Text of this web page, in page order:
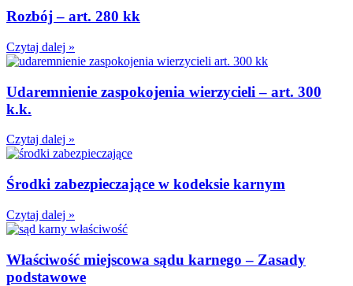
Rozbój – art. 280 kk
Czytaj dalej »
Udaremnienie zaspokojenia wierzycieli – art. 300
k.k.
Czytaj dalej »
Środki zabezpieczające w kodeksie karnym
Czytaj dalej »
Właściwość miejscowa sądu karnego – Zasady
podstawowe